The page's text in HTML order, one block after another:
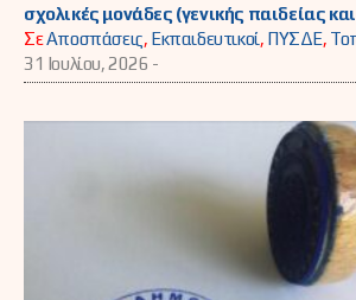
σχολικές μονάδες (γενικής παιδείας
ΣεΑποσπάσεις, Εκπαιδευτικοί, ΠΥΣΔΕ,
31 Ιουλίου, 2026 -